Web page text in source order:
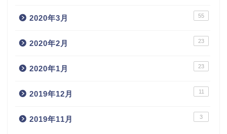
2020年3月 55
2020年2月 23
2020年1月 23
2019年12月 11
2019年11月 3